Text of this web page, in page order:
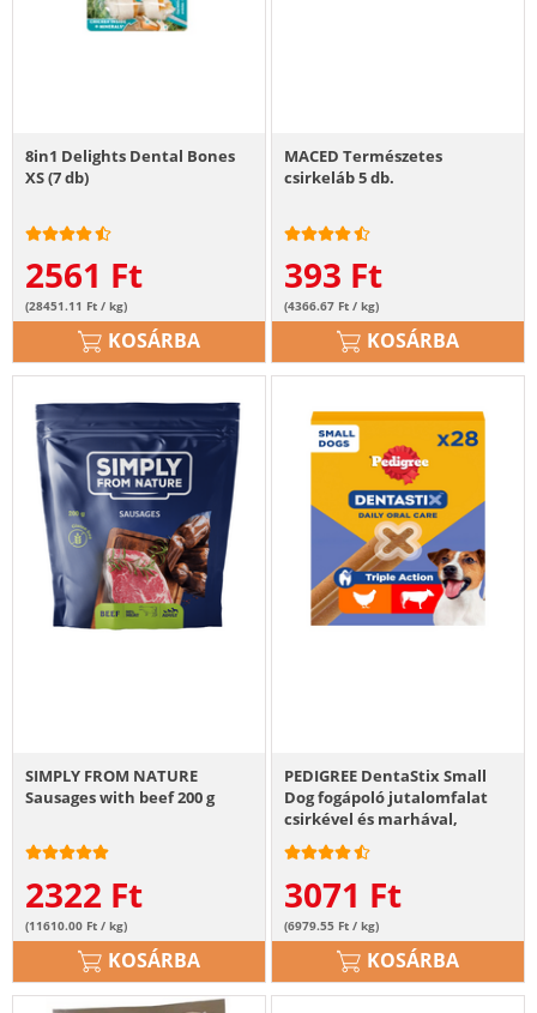
8in1 Delights Dental Bones
XS (7 db)
2561 Ft
(28451.11 Ft / kg)
KOSÁRBA
MACED Természetes
csirkeláb 5 db.
393 Ft
(4366.67 Ft / kg)
KOSÁRBA
SIMPLY FROM NATURE
Sausages with beef 200 g
2322 Ft
(11610.00 Ft / kg)
KOSÁRBA
PEDIGREE DentaStix Small
Dog fogápoló jutalomfalat
csirkével és marhával,
kistestű felnőtt kutyáknak
28db - 4x110g
3071 Ft
(6979.55 Ft / kg)
KOSÁRBA